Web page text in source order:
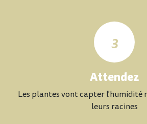
3
Attendez
Les plantes vont capter l'humidité
leurs racines